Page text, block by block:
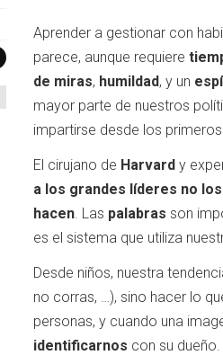
Aprender a gestionar con
parece, aunque requiere
de miras, humildad, y un
mayor parte de nuestros
impartirse desde los
El cirujano de Harvard y
a los grandes líderes no
hacen. Las palabras son
es el sistema que utiliza
Desde niños, nuestra
no corras, …), sino hacer lo
personas, y cuando una
identificarnos con su dueño.